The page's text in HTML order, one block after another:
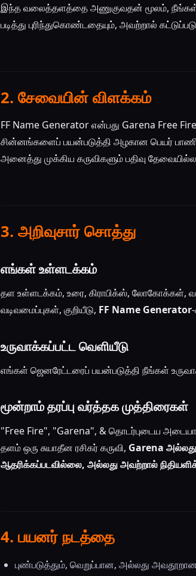
இந்த வலைத்தளத்தை அணுகுவதன் மூலம், நீங்கள்
படித்து புரிந்துகொண்டதையும், அவற்றால்
2. சேவையின் விளக்கம்
FF Name Generator என்பது Garena Free
சின்னங்களைப் பயன்படுத்தி அழகான பெயர்
அனைத்து முக்கிய கருவிகளும் பதிவு
3. அறிவுசார் சொத்து
எங்கள் உள்ளடக்கம்
தள உள்ளடக்கம், உரை, கிராபிக்ஸ், லோகோக்கள்,
வடிவமைப்புகள், குறியீடு, FF Name Generator
உருவாக்கப்பட்ட வெளியீடு
எங்கள் ஜெனரேட்டரைப் பயன்படுத்தி நீங்கள்
மூன்றாம் தரப்பு வர்த்தக முத்திரைகள்
"Free Fire", "Garena", & தொடர்புடைய
தளம் ஒரு சுயாதீன ரசிகர் கருவி, Garena
ஆதரிக்கப்படவில்லை, அல்லது அவற்றால்
4. பயனர் நடத்தை
புண்படுத்தும், வெறுப்பான, அல்லது